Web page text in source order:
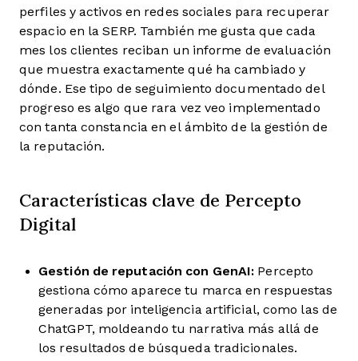
perfiles y activos en redes sociales para recuperar
espacio en la SERP. También me gusta que cada
mes los clientes reciban un informe de evaluación
que muestra exactamente qué ha cambiado y
dónde. Ese tipo de seguimiento documentado del
progreso es algo que rara vez veo implementado
con tanta constancia en el ámbito de la gestión de
la reputación.
Características clave de Percepto
Digital
Gestión de reputación con GenAI: Percepto
gestiona cómo aparece tu marca en respuestas
generadas por inteligencia artificial, como las de
ChatGPT, moldeando tu narrativa más allá de
los resultados de búsqueda tradicionales.